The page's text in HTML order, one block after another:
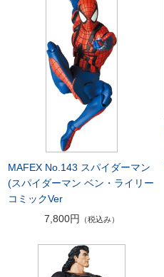
MAFEX No.143 スパイダーマン
(スパイダーマン ベン・ライリー
コミックVer
7,800円
（税込み）